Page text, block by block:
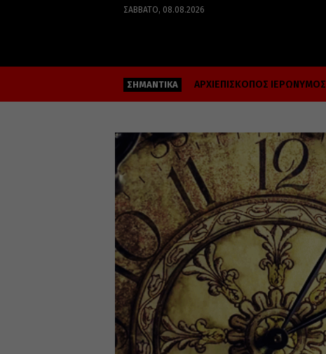
ΣΆΒΒΑΤΟ, 08.08.2026
ΣΗΜΑΝΤΙΚΑ ΑΡΧΙΕΠΙΣΚΟΠΟΣ ΙΕΡΩΝΥΜΟΣ